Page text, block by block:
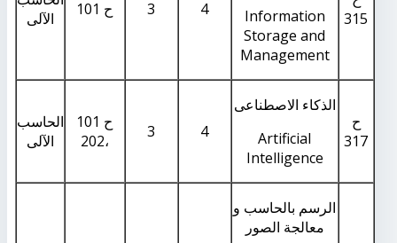
315
Information
Storage and
Management
4
3 ح 101
الآلى
ح
317
الذكاء الاصطناعى
Artificial
Intelligence
4
3
ح 101
،202
الحاسب
الآلى
الرسم بالحاسب و
معالجة الصور